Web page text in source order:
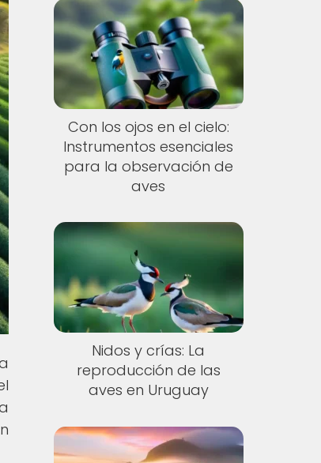
Con los ojos en el cielo:
Instrumentos esenciales
para la observación de
aves
Nidos y crías: La
reproducción de las
aves en Uruguay